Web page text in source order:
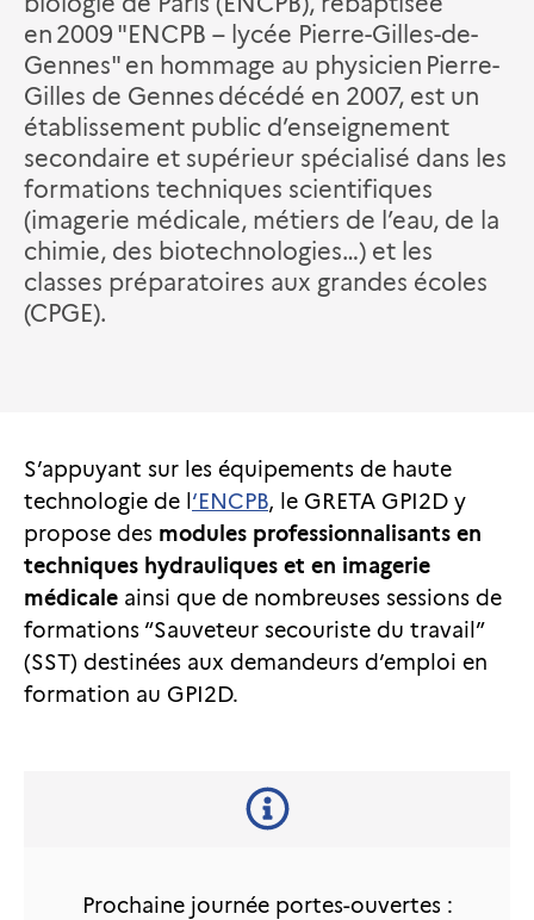
en 2009 "ENCPB – lycée Pierre-Gilles-de-
Gennes" en hommage au physicien Pierre-
Gilles de Gennes décédé en 2007, est un
établissement public d’enseignement
secondaire et supérieur spécialisé dans les
formations techniques scientifiques
(imagerie médicale, métiers de l’eau, de la
chimie, des biotechnologies…) et les
classes préparatoires aux grandes écoles
(CPGE).
S’appuyant sur les équipements de haute
technologie de l ‘ENCPB, le GRETA GPI2D y
propose des modules professionnalisants en
techniques hydrauliques et en imagerie
médicale ainsi que de nombreuses sessions de
formations “Sauveteur secouriste du travail”
(SST) destinées aux demandeurs d’emploi en
formation au GPI2D.
Prochaine journée portes-ouvertes :